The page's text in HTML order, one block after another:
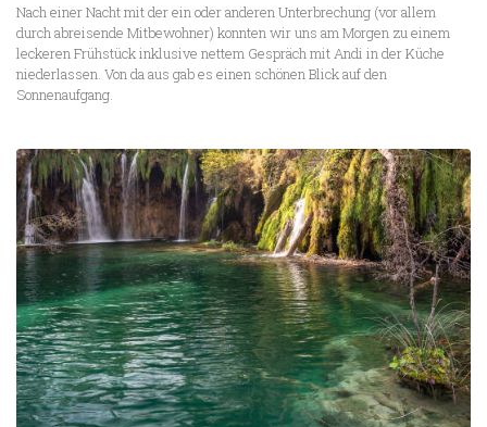
Nach einer Nacht mit der ein oder anderen Unterbrechung (vor allem
durch abreisende Mitbewohner) konnten wir uns am Morgen zu einem
leckeren Frühstück inklusive nettem Gespräch mit Andi in der Küche
niederlassen. Von da aus gab es einen schönen Blick auf den
Sonnenaufgang.